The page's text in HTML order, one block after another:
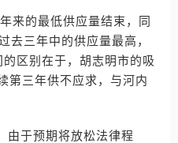
来的最低供应量结束，同
去三年中的供应量最高，
区别在于，胡志明市的吸
第三年供不应求，与河内
由于预期将放松法律程